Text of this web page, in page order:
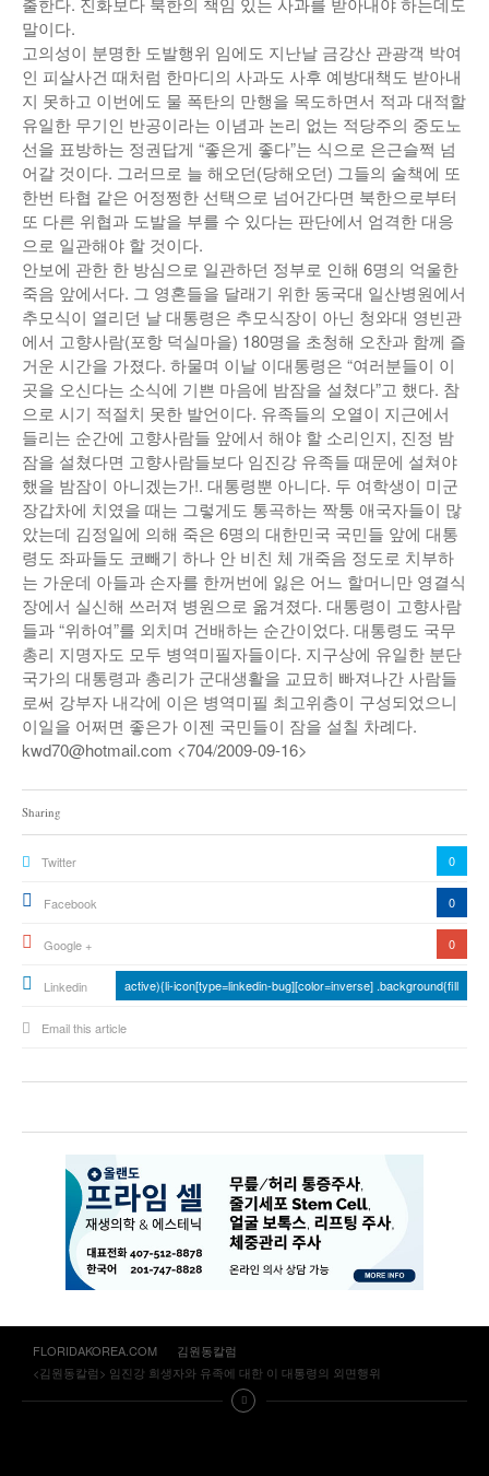
말이다.
고의성이 분명한 도발행위 임에도 지난날 금강산 관광객 박여
인 피살사건 때처럼 한마디의 사과도 사후 예방대책도 받아내
지 못하고 이번에도 물 폭탄의 만행을 목도하면서 적과 대적할
유일한 무기인 반공이라는 이념과 논리 없는 적당주의 중도노
선을 표방하는 정권답게 “좋은게 좋다”는 식으로 은근슬쩍 넘
어갈 것이다. 그러므로 늘 해오던(당해오던) 그들의 술책에 또
한번 타협 같은 어정쩡한 선택으로 넘어간다면 북한으로부터
또 다른 위협과 도발을 부를 수 있다는 판단에서 엄격한 대응
으로 일관해야 할 것이다.
안보에 관한 한 방심으로 일관하던 정부로 인해 6명의 억울한
죽음 앞에서다. 그 영혼들을 달래기 위한 동국대 일산병원에서
추모식이 열리던 날 대통령은 추모식장이 아닌 청와대 영빈관
에서 고향사람(포항 덕실마을) 180명을 초청해 오찬과 함께 즐
거운 시간을 가졌다. 하물며 이날 이대통령은 “여러분들이 이
곳을 오신다는 소식에 기쁜 마음에 밤잠을 설쳤다”고 했다. 참
으로 시기 적절치 못한 발언이다. 유족들의 오열이 지근에서
들리는 순간에 고향사람들 앞에서 해야 할 소리인지, 진정 밤
잠을 설쳤다면 고향사람들보다 임진강 유족들 때문에 설쳐야
했을 밤잠이 아니겠는가!. 대통령뿐 아니다. 두 여학생이 미군
장갑차에 치였을 때는 그렇게도 통곡하는 짝퉁 애국자들이 많
았는데 김정일에 의해 죽은 6명의 대한민국 국민들 앞에 대통
령도 좌파들도 코빼기 하나 안 비친 체 개죽음 정도로 치부하
는 가운데 아들과 손자를 한꺼번에 잃은 어느 할머니만 영결식
장에서 실신해 쓰러져 병원으로 옮겨졌다. 대통령이 고향사람
들과 “위하여”를 외치며 건배하는 순간이었다. 대통령도 국무
총리 지명자도 모두 병역미필자들이다. 지구상에 유일한 분단
국가의 대통령과 총리가 군대생활을 교묘히 빠져나간 사람들
로써 강부자 내각에 이은 병역미필 최고위층이 구성되었으니
이일을 어쩌면 좋은가 이젠 국민들이 잠을 설칠 차례다.
kwd70@hotmail.com <704/2009-09-16>
Sharing
Twitter 0
Facebook 0
Google + 0
Linkedin active){li-icon[type=linkedin-bug][color=inverse] .background{fill
Email this article
FLORIDAKOREA.COM
김원동칼럼
<김원동칼럼> 임진강 희생자와 유족에 대한 이 대통령의 외면행위